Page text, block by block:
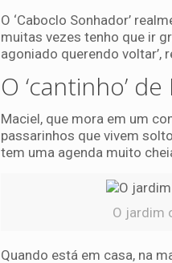
O ‘Caboclo Sonhador’
muitas vezes tenho que ir
agoniado querendo voltar’,
O ‘cantinho’
Maciel, que mora em um
passarinhos que vivem
tem uma agenda muito
O jardim
Quando está em casa, na